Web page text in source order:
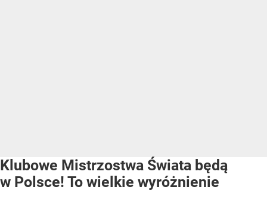
Klubowe Mistrzostwa Świata będą
w Polsce! To wielkie wyróżnienie